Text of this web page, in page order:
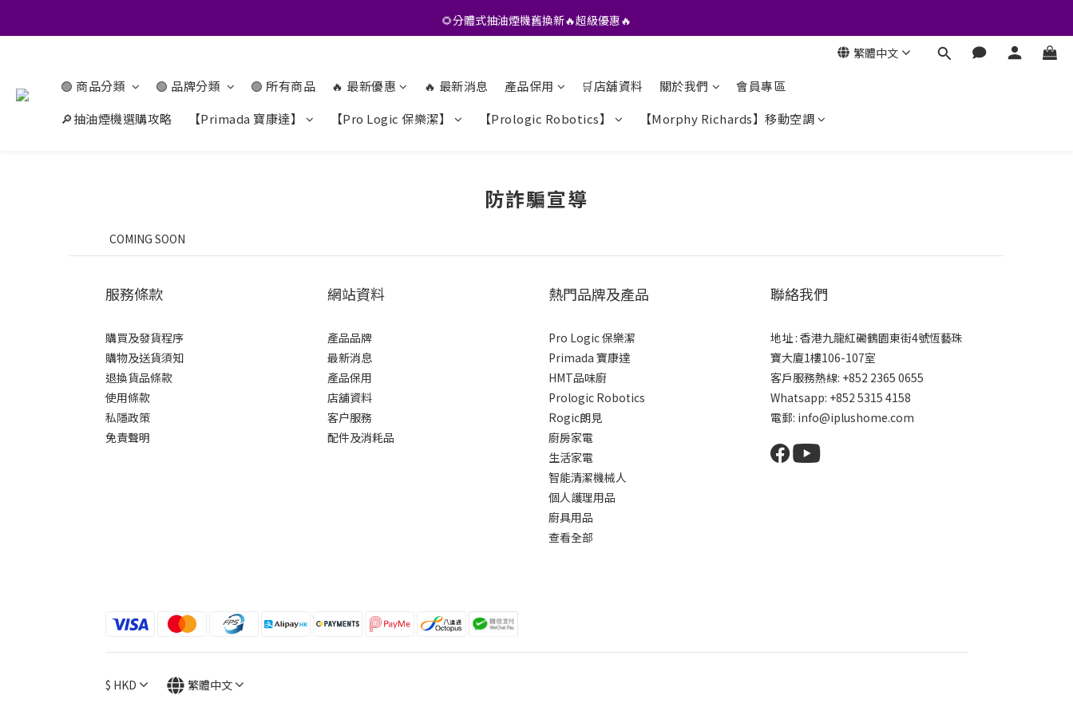
•• 會員專享🎁精選貨品【特價💥再九折】••
🌻分體式抽油煙機舊換新🔥超級優惠🔥
繁體中文
🟢 商品分類 🟢 品牌分類 🟢 所有商品 🔥 最新優惠 🔥 最新消息 產品保用 🛒店舖資料 關於我們
會員專區
🔎抽油煙機選購攻略
【Primada 寶康達】 【Pro Logic 保樂潔】 【Prologic Robotics】 【Morphy Richards】移動空調
防詐騙宣導
COMING SOON
服務條款
購買及發貨程序
購物及送貨須知
退換貨品條款
使用條款
私隱政策
免責聲明
網站資料
產品品牌
最新消息
產品保用
店舖資料
客户服務
配件及消耗品
熱門品牌及產品
Pro Logic 保樂潔
Primada 寶康達
HMT品味廚
Prologic Robotics
Rogic朗見
廚房家電
生活家電
智能清潔機械人
個人護理用品
廚具用品
查看全部
聯絡我們
地址 : 香港九龍紅磡鶴園東街4號恆藝珠
寶大廈1樓106-107室
客戶服務熱線: +852 2365 0655
Whatsapp: +852 5315 4158
電郵: info@iplushome.com
$ HKD 繁體中文